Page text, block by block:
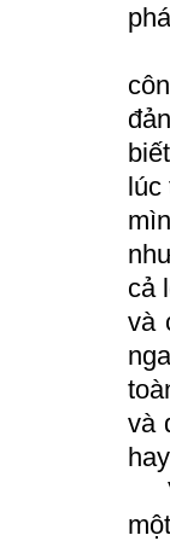
lúc
cả
và
và